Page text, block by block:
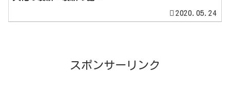
2020.05.24
スポンサーリンク